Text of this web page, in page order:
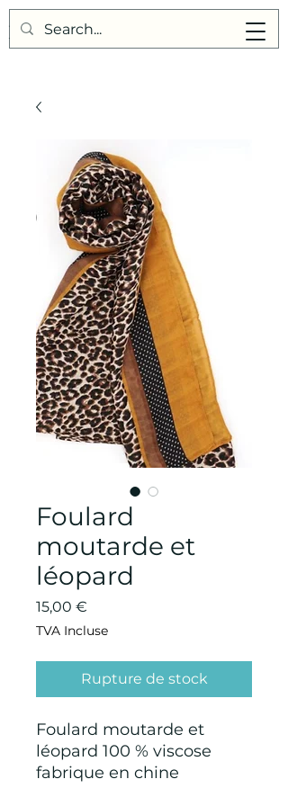
Points de Suture
Foulard
moutarde et
léopard
15,00 €
TVA Incluse
Rupture de stock
Foulard moutarde et
léopard 100 % viscose
fabrique en chine